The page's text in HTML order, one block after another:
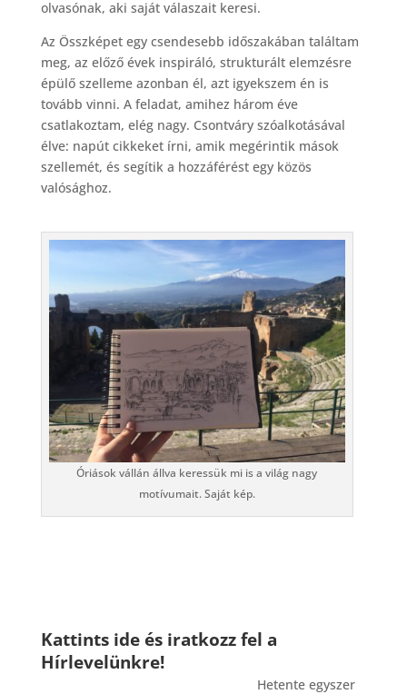
olvasónak, aki saját válaszait keresi.
Az Összképet egy csendesebb időszakában találtam
meg, az előző évek inspiráló, strukturált elemzésre
épülő szelleme azonban él, azt igyekszem én is
tovább vinni. A feladat, amihez három éve
csatlakoztam, elég nagy. Csontváry szóalkotásával
élve: napút cikkeket írni, amik megérintik mások
szellemét, és segítik a hozzáférést egy közös
valósághoz.
Óriások vállán állva keressük mi is a világ nagy
motívumait. Saját kép.
Kattints ide és iratkozz fel a
Hírlevelünkre!
Hetente egyszer